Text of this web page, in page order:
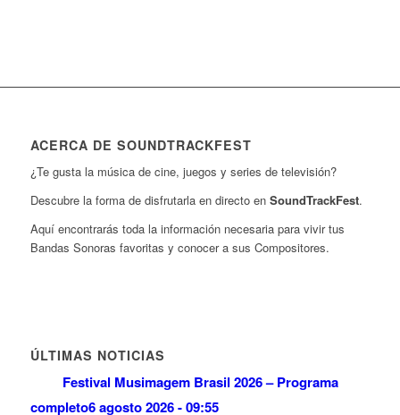
ACERCA DE SOUNDTRACKFEST
¿Te gusta la música de cine, juegos y series de televisión?
Descubre la forma de disfrutarla en directo en SoundTrackFest.
Aquí encontrarás toda la información necesaria para vivir tus
Bandas Sonoras favoritas y conocer a sus Compositores.
ÚLTIMAS NOTICIAS
Festival Musimagem Brasil 2026 – Programa
completo6 agosto 2026 - 09:55